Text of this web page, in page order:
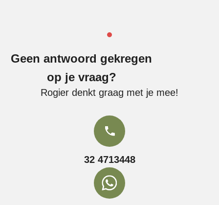
Geen antwoord gekregen
op je vraag?
Rogier denkt graag met je mee!
32 4713448